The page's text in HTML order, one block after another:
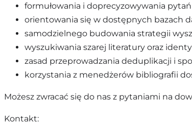
formułowania i doprecyzowywania
orientowania się w dostępnych bazach
samodzielnego budowania strategii
wyszukiwania szarej literatury oraz
zasad przeprowadzania deduplikacji i
korzystania z menedżerów bibliografii
Możesz zwracać się do nas z pytaniami na
Kontakt: